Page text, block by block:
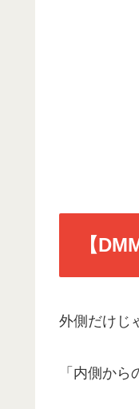
【
外側だけじ
「内側か